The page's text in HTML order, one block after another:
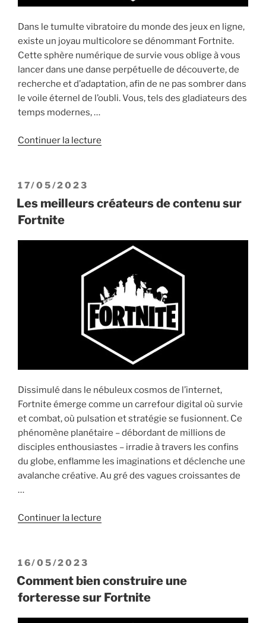
Dans le tumulte vibratoire du monde des jeux en ligne,
existe un joyau multicolore se dénommant Fortnite.
Cette sphère numérique de survie vous oblige à vous
lancer dans une danse perpétuelle de découverte, de
recherche et d’adaptation, afin de ne pas sombrer dans
le voile éternel de l’oubli. Vous, tels des gladiateurs des
temps modernes, …
Continuer la lecture
pour
trouver
butin
sur
Fortnite »
PUBLIÉ
LE
17/05/2023
Les meilleurs créateurs de contenu sur
Fortnite
Dissimulé dans le nébuleux cosmos de l’internet,
Fortnite émerge comme un carrefour digital où survie
et combat, où pulsation et stratégie se fusionnent. Ce
phénomène planétaire – débordant de millions de
disciples enthousiastes – irradie à travers les confins
du globe, enflamme les imaginations et déclenche une
avalanche créative. Au gré des vagues croissantes de
…
Continuer la lecture
contenu
sur
Fortnite »
PUBLIÉ
LE
16/05/2023
Comment bien construire une
forteresse sur Fortnite